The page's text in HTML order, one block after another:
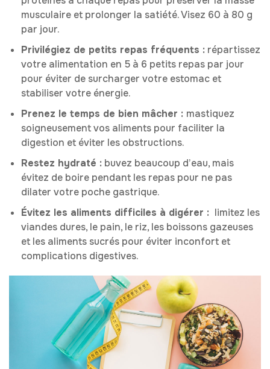
musculaire et prolonger la satiété. Visez 60 à 80 g
par jour.
Privilégiez de petits repas fréquents : répartissez
votre alimentation en 5 à 6 petits repas par jour
pour éviter de surcharger votre estomac et
stabiliser votre énergie.
Prenez le temps de bien mâcher : mastiquez
soigneusement vos aliments pour faciliter la
digestion et éviter les obstructions.
Restez hydraté : buvez beaucoup d’eau, mais
évitez de boire pendant les repas pour ne pas
dilater votre poche gastrique.
Évitez les aliments difficiles à digérer : limitez les
viandes dures, le pain, le riz, les boissons gazeuses
et les aliments sucrés pour éviter inconfort et
complications digestives.